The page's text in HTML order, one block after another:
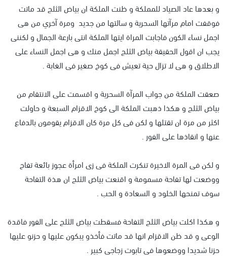
و بعدها عاد الصياد للمملكة و ظنت الملكة ان بياض الثلج قد ماتت
فوقفت امام مرآتها السحرية و سالتها من جديد ومرة آخري من هى
اجمل نساء الكون فاجابت المراة ايتها الملكة انتى بارعة الجمال و لكننى
يجب ان اقول الحقيقة بياض الثلج اجمل منك و هى اجمل النساء على
الاطلاق و هى لا تزال حية تعيش فى كوخ صغير فى الغابة .
صعقت الملكة من جواب المرآة السحرية و اقسمت على الانتقام من
بياض الثلج و هكذا ذهبت الملكة الى كوخ الاقزام السبعة و حاولت
اكثر من مرة ان تقتلها و لكن فى كل مرة كان الاقزام يقومون بالدفاع
عنها و انقاذها على الفور .
و لكن فى المرة الاخيرة تنكرت الملكة فى زى امرأة عجوز بائعة تفاح
ووضعت لها تفاحة مسمومة و اقنعت بياض الثلج ان هذة التفاحة
سوف تمنحها الخلود و السعادة و الحب .
و هكذا اكلت بياض الثلج التفاحة فسقطت بياض الثلج على الفور فاقدة
الوعى و قد ظن الاقزام انها قد ماتت فأخذو يبكون عليها و حزنو عليها
حزنا شديدا ووضعوها فى تابوت زجاجى كبير .